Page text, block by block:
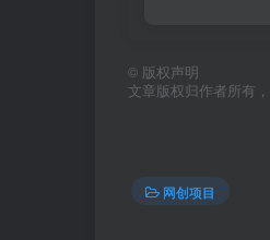
© 版权声明
文章版权归作者所有
网创项目